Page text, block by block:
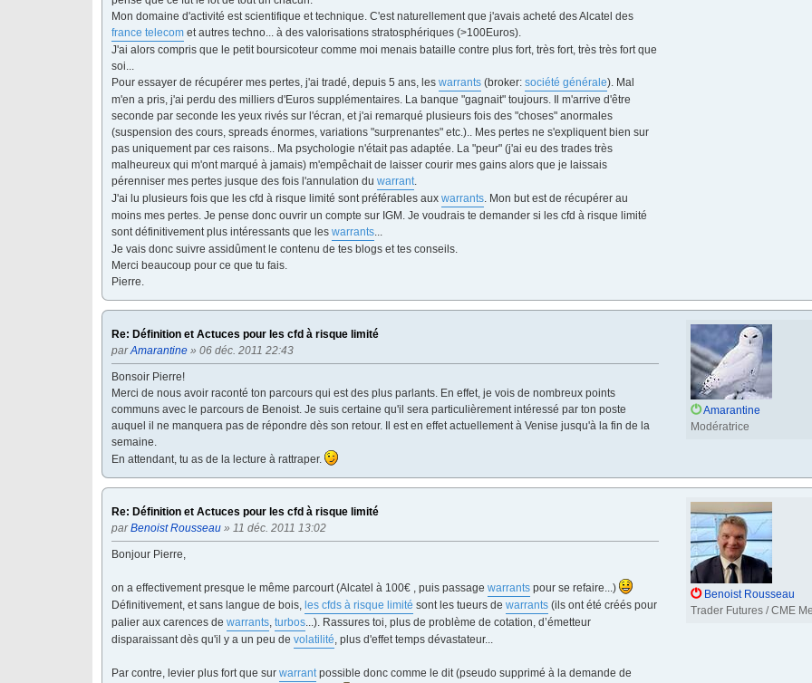
Mon domaine d'activité est scientifique et technique. C'est naturellement que j'avais acheté des Alcatel des
france telecom et autres techno... à des valorisations stratosphériques (>100Euros).
J'ai alors compris que le petit boursicoteur comme moi menais bataille contre plus fort, très fort, très très fort que
soi...
Pour essayer de récupérer mes pertes, j'ai tradé, depuis 5 ans, les warrants (broker: société générale). Mal
m'en a pris, j'ai perdu des milliers d'Euros supplémentaires. La banque "gagnait" toujours. Il m'arrive d'être
seconde par seconde les yeux rivés sur l'écran, et j'ai remarqué plusieurs fois des "choses" anormales
(suspension des cours, spreads énormes, variations "surprenantes" etc.).. Mes pertes ne s'expliquent bien sur
pas uniquement par ces raisons.. Ma psychologie n'était pas adaptée. La "peur" (j'ai eu des trades très
malheureux qui m'ont marqué à jamais) m'empêchait de laisser courir mes gains alors que je laissais
pérenniser mes pertes jusque des fois l'annulation du warrant.
J'ai lu plusieurs fois que les cfd à risque limité sont préférables aux warrants. Mon but est de récupérer au
moins mes pertes. Je pense donc ouvrir un compte sur IGM. Je voudrais te demander si les cfd à risque limité
sont définitivement plus intéressants que les warrants...
Je vais donc suivre assidûment le contenu de tes blogs et tes conseils.
Merci beaucoup pour ce que tu fais.
Pierre.
Re: Définition et Actuces pour les cfd à risque limité
parAmarantine » 06 déc. 2011 22:43
Bonsoir Pierre!
Merci de nous avoir raconté ton parcours qui est des plus parlants. En effet, je vois de nombreux points
communs avec le parcours de Benoist. Je suis certaine qu'il sera particulièrement intéressé par ton poste
auquel il ne manquera pas de répondre dès son retour. Il est en effet actuellement à Venise jusqu'à la fin de la
semaine.
En attendant, tu as de la lecture à rattraper.
Amarantine
Modératrice
Re: Définition et Actuces pour les cfd à risque limité
parBenoist Rousseau » 11 déc. 2011 13:02
Bonjour Pierre,
on a effectivement presque le même parcourt (Alcatel à 100€ , puis passage warrants pour se refaire...)
Définitivement, et sans langue de bois, les cfds à risque limité sont les tueurs de warrants (ils ont été créés pour
palier aux carences de warrants, turbos...). Rassures toi, plus de problème de cotation, d’émetteur
disparaissant dès qu'il y a un peu de volatilité, plus d'effet temps dévastateur...
Par contre, levier plus fort que sur warrantpossible donc comme le dit (pseudo supprimé à la demande de
Benoist Rousseau
Trader Futures / CME